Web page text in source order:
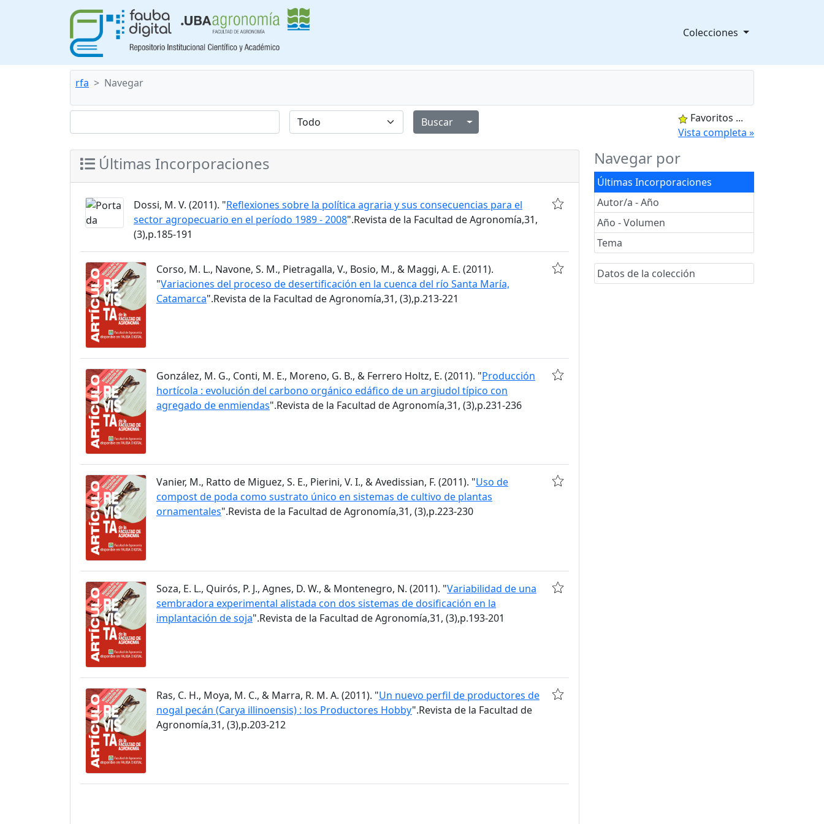
Colecciones
rfa Navegar
Alternar menú desplegable
Favoritos ...
Vista completa »
Navegar por
Últimas Incorporaciones
Autor/a - Año
Año - Volumen
Tema
Datos de la colección
Últimas Incorporaciones
Dossi, M. V. (2011). "Reflexiones sobre la política agraria y sus consecuencias para el
sector agropecuario en el período 1989 - 2008".Revista de la Facultad de Agronomía,31,
(3),p.185-191
Corso, M. L., Navone, S. M., Pietragalla, V., Bosio, M., & Maggi, A. E. (2011).
"Variaciones del proceso de desertificación en la cuenca del río Santa María,
Catamarca".Revista de la Facultad de Agronomía,31, (3),p.213-221
González, M. G., Conti, M. E., Moreno, G. B., & Ferrero Holtz, E. (2011). "Producción
hortícola : evolución del carbono orgánico edáfico de un argiudol típico con
agregado de enmiendas".Revista de la Facultad de Agronomía,31, (3),p.231-236
Vanier, M., Ratto de Miguez, S. E., Pierini, V. I., & Avedissian, F. (2011). "Uso de
compost de poda como sustrato único en sistemas de cultivo de plantas
ornamentales".Revista de la Facultad de Agronomía,31, (3),p.223-230
Soza, E. L., Quirós, P. J., Agnes, D. W., & Montenegro, N. (2011). "Variabilidad de una
sembradora experimental alistada con dos sistemas de dosificación en la
implantación de soja".Revista de la Facultad de Agronomía,31, (3),p.193-201
Ras, C. H., Moya, M. C., & Marra, R. M. A. (2011). "Un nuevo perfil de productores de
nogal pecán (Carya illinoensis) : los Productores Hobby".Revista de la Facultad de
Agronomía,31, (3),p.203-212